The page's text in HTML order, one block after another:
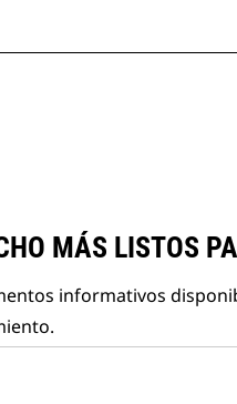
MÁS LISTOS
informativos